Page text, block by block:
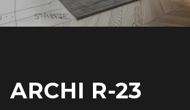
ARCHI R-23